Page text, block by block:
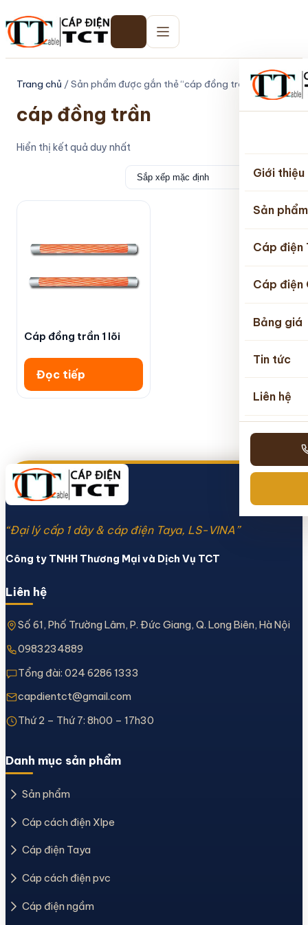
Giới thiệu
Sản phẩm
Cáp điện
Cáp điện
Bảng giá
Tin tức
Liên hệ
Trang chủ / Sản phẩm được gắn thẻ “cáp đồng trần”
cáp đồng trần
Hiển thị kết quả duy nhất
Cáp đồng trần 1 lõi
Đọc tiếp
“Đại lý cấp 1 dây & cáp điện Taya, LS-VINA”
Công ty TNHH Thương Mại và Dịch Vụ TCT
Liên hệ
Số 61, Phố Trường Lâm, P. Đức Giang, Q. Long Biên, Hà Nội
0983234889
Tổng đài: 024 6286 1333
capdientct@gmail.com
Thứ 2 – Thứ 7: 8h00 – 17h30
Danh mục sản phẩm
Sản phẩm
Cáp cách điện Xlpe
Cáp điện Taya
Cáp cách điện pvc
Cáp điện ngầm